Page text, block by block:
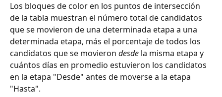
Los bloques de color en los puntos de intersección
de la tabla muestran el número total de candidatos
que se movieron de una determinada etapa a una
determinada etapa, más el porcentaje de todos los
candidatos que se movieron desde la misma etapa y
cuántos días en promedio estuvieron los candidatos
en la etapa "Desde" antes de moverse a la etapa
"Hasta".